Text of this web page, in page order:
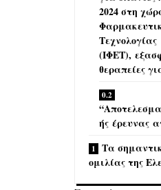
2024 στη
Τεχνολογίας
(ΙΦΕΤ),
θεραπείες
ής έρευνας
Τα
ομιλίας της